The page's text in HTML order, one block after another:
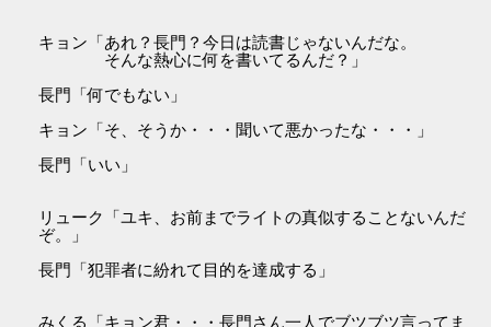
キョン「あれ？長門？今日は読書じゃないんだな。
そんな熱心に何を書いてるんだ？」
長門「何でもない」
キョン「そ、そうか・・・聞いて悪かったな・・・」
長門「いい」
リューク「ユキ、お前までライトの真似することないんだ
ぞ。」
長門「犯罪者に紛れて目的を達成する」
みくる「キョン君・・・長門さん一人でブツブツ言ってま